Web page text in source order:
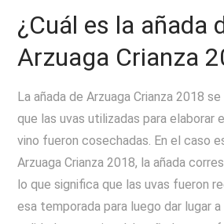
¿Cuál es la añada
Arzuaga Crianza
La añada de Arzuaga Crianza 2018
que las uvas utilizadas para elaborar
vino fueron cosechadas. En el caso
Arzuaga Crianza 2018, la añada
lo que significa que las uvas fueron
esa temporada para luego dar lugar